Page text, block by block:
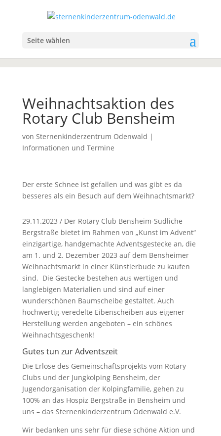
Seite wählen
Weihnachtsaktion des
Rotary Club Bensheim
von Sternenkinderzentrum Odenwald |
Informationen und Termine
Der erste Schnee ist gefallen und was gibt es da
besseres als ein Besuch auf dem Weihnachtsmarkt?
29.11.2023 / Der Rotary Club Bensheim-Südliche
Bergstraße bietet im Rahmen von „Kunst im Advent“
einzigartige, handgemachte Adventsgestecke an, die
am 1. und 2. Dezember 2023 auf dem Bensheimer
Weihnachtsmarkt in einer Künstlerbude zu kaufen
sind. Die Gestecke bestehen aus wertigen und
langlebigen Materialien und sind auf einer
wunderschönen Baumscheibe gestaltet. Auch
hochwertig-veredelte Eibenscheiben aus eigener
Herstellung werden angeboten – ein schönes
Weihnachtsgeschenk!
Gutes tun zur Adventszeit
Die Erlöse des Gemeinschaftsprojekts vom Rotary
Clubs und der Jungkolping Bensheim, der
Jugendorganisation der Kolpingfamilie, gehen zu
100% an das Hospiz Bergstraße in Bensheim und
uns – das Sternenkinderzentrum Odenwald e.V.
Wir bedanken uns sehr für diese schöne Aktion und